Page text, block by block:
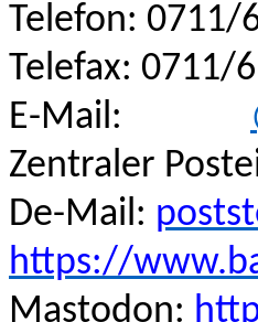
Telefon: 0711/
Telefax: 0711/
E-Mail:
Zentraler
De-Mail:
https://
Mastodon: